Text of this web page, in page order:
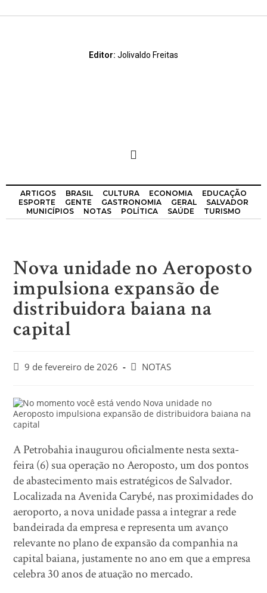
Editor: Jolivaldo Freitas
ARTIGOS BRASIL CULTURA ECONOMIA
EDUCAÇÃO
ESPORTE
GENTE GASTRONOMIA GERAL
SALVADOR
MUNICÍPIOS
NOTAS POLÍTICA SAÚDE TURISMO
Nova unidade no Aeroposto
impulsiona expansão de
distribuidora baiana na
capital
9 de fevereiro de 2026 NOTAS
A Petrobahia inaugurou oficialmente nesta sexta-
feira (6) sua operação no Aeroposto, um dos pontos
de abastecimento mais estratégicos de Salvador.
Localizada na Avenida Carybé, nas proximidades do
aeroporto, a nova unidade passa a integrar a rede
bandeirada da empresa e representa um avanço
relevante no plano de expansão da companhia na
capital baiana, justamente no ano em que a empresa
celebra 30 anos de atuação no mercado.